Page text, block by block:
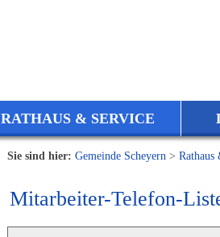
RATHAUS & SERVICE
Sie sind hier: Gemeinde Scheyern > Rathaus
Mitarbeiter-Telefon-